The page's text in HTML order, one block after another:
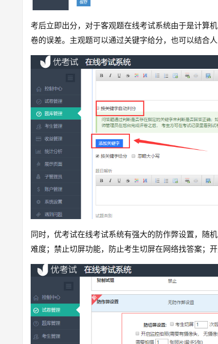
考后立即出分，对于客观题在线考试系统由于是计算
卷的误差。主观题可以通过关键字给分，也可以结合
同时，优考试在线考试系统有强大的防作弊设置，随
难度；禁止切屏功能，防止考生切屏在网络找答案；